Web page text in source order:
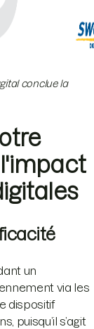
conclue la
un
via les
dispositif
puisqu’il s’agit